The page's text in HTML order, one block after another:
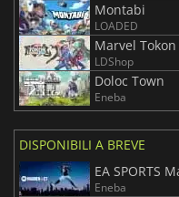
Montabi
LOADED
Marvel
LDShop
Doloc Town
Eneba
DISPONIBILI A BREVE
EA SPORTS
Eneba